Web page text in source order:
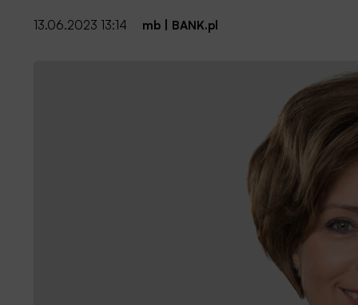
13.06.2023 13:14 mb BANK.pl